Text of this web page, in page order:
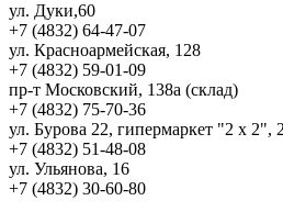
ул. Дуки,60
+7 (4832) 64-47-07
ул. Красноармейская, 128
+7 (4832) 59-01-09
пр-т Московский, 138а (склад)
+7 (4832) 75-70-36
ул. Бурова 22, гипермаркет "2 х 2",
+7 (4832) 51-48-08
ул. Ульянова, 16
+7 (4832) 30-60-80